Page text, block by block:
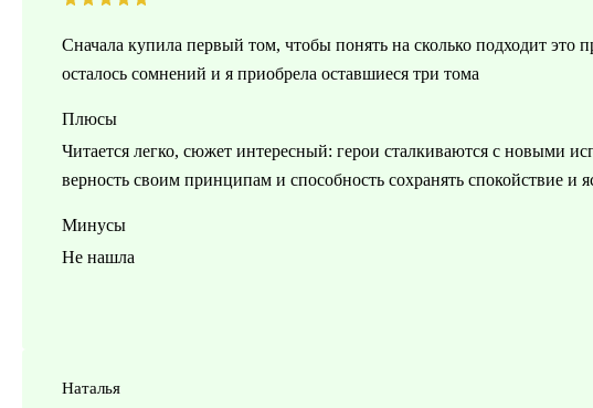
Сначала купила первый том, чтобы понять на сколько подходит это
осталось сомнений и я приобрела оставшиеся три тома
Плюсы
Читается легко, сюжет интересный: герои сталкиваются с новыми
верность своим принципам и способность сохранять спокойствие и
Минусы
Не нашла
Наталья